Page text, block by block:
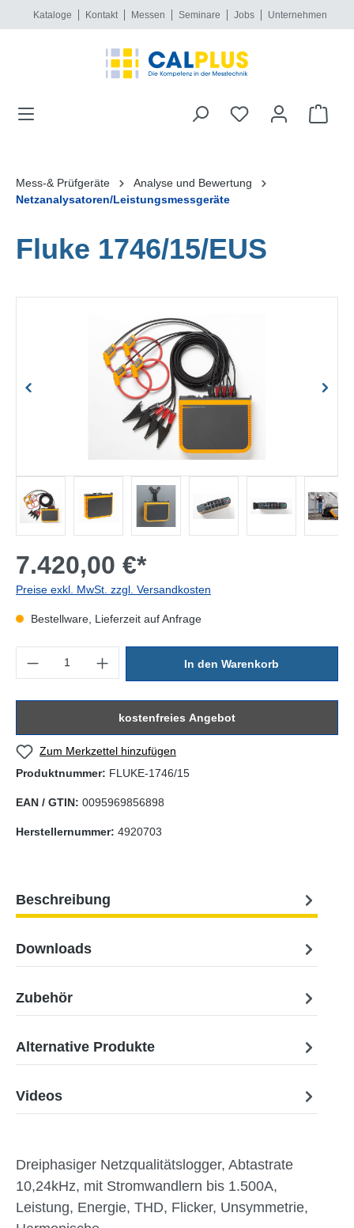
springen
Kataloge Kontakt Messen Seminare Jobs Unternehmen
Mess-& Prüfgeräte
Analyse und Bewertung
Netzanalysatoren/Leistungsmessgeräte
Fluke 1746/15/EUS
7.420,00 €*
Preise exkl. MwSt. zzgl. Versandkosten
Bestellware, Lieferzeit auf Anfrage
In den Warenkorb
kostenfreies Angebot
Zum Merkzettel hinzufügen
Produktnummer: FLUKE-1746/15
EAN / GTIN: 0095969856898
Herstellernummer: 4920703
Beschreibung
Downloads
Zubehör
Alternative Produkte
Videos
Dreiphasiger Netzqualitätslogger, Abtastrate
10,24kHz, mit Stromwandlern bis 1.500A,
Leistung, Energie, THD, Flicker, Unsymmetrie,